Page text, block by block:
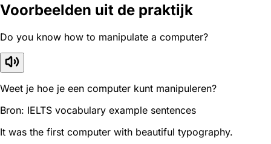
Voorbeelden uit de praktijk
Do you know how to manipulate a computer?
Weet je hoe je een computer kunt manipuleren?
Bron: IELTS vocabulary example sentences
It was the first computer with beautiful typography.